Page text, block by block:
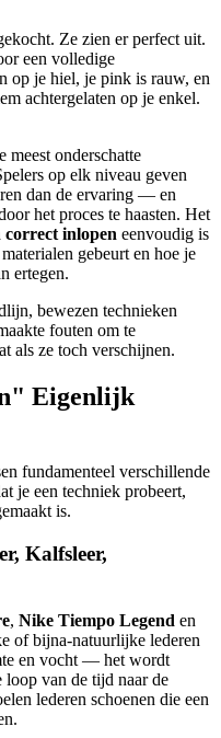
Ze zien er perfect uit.
een volledige
op je hiel, je pink is rauw, en
achtergelaten op je enkel.
meest onderschatte
op elk niveau geven
dan de ervaring — en
het proces te haasten. Het
correct inlopen eenvoudig is
gebeurt en hoe je
ertegen.
bewezen technieken
fouten om te
als ze toch verschijnen.
Eigenlijk
fundamenteel verschillende
je een techniek probeert,
is.
Kalfsleer,
, Nike Tiempo Legend en
of bijna-natuurlijke lederen
en vocht — het wordt
loop van de tijd naar de
lederen schoenen die een